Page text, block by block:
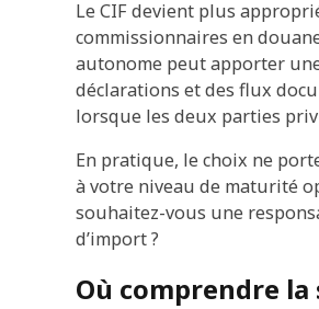
Le CIF devient plus
commissionnaires en
autonome peut apporter
déclarations et des flux
lorsque les deux parties
En pratique, le choix ne
à votre niveau de maturité
souhaitez-vous une
d’import ?
Où comprendre